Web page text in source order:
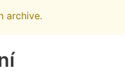
archive.